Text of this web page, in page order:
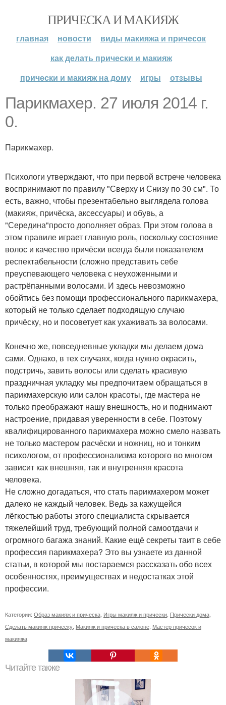
ПРИЧЕСКА И МАКИЯЖ
главная новости
виды макияжа и причесок
как делать прически и макияж
прически и макияж на дому
игры отзывы
Парикмахер. 27 июля 2014 г.
0.
Парикмахер.
Психологи утверждают, что при первой встрече человека
воспринимают по правилу "Сверху и Снизу по 30 см". То
есть, важно, чтобы презентабельно выглядела голова
(макияж, причёска, аксессуары) и обувь, а
"Середина"просто дополняет образ. При этом голова в
этом правиле играет главную роль, поскольку состояние
волос и качество причёски всегда были показателем
респектабельности (сложно представить себе
преуспевающего человека с неухоженными и
растрёпанными волосами. И здесь невозможно
обойтись без помощи профессионального парикмахера,
который не только сделает подходящую случаю
причёску, но и посоветует как ухаживать за волосами.
Конечно же, повседневные укладки мы делаем дома
сами. Однако, в тех случаях, когда нужно окрасить,
подстричь, завить волосы или сделать красивую
праздничная укладку мы предпочитаем обращаться в
парикмахерскую или салон красоты, где мастера не
только преображают нашу внешность, но и поднимают
настроение, придавая уверенности в себе. Поэтому
квалифицированного парикмахера можно смело назвать
не только мастером расчёски и ножниц, но и тонким
психологом, от профессионализма которого во многом
зависит как внешняя, так и внутренняя красота
человека.
Не сложно догадаться, что стать парикмахером может
далеко не каждый человек. Ведь за кажущейся
лёгкостью работы этого специалиста скрывается
тяжелейший труд, требующий полной самоотдачи и
огромного багажа знаний. Какие ещё секреты таит в себе
профессия парикмахера? Это вы узнаете из данной
статьи, в которой мы постараемся рассказать обо всех
особенностях, преимуществах и недостатках этой
профессии.
Категории: Образ макияж и прическа Игры макияж и прически Прически дома
Сделать макияж прическу Макияж и прическа в салоне Мастер причесок и
макияжа
Читайте также